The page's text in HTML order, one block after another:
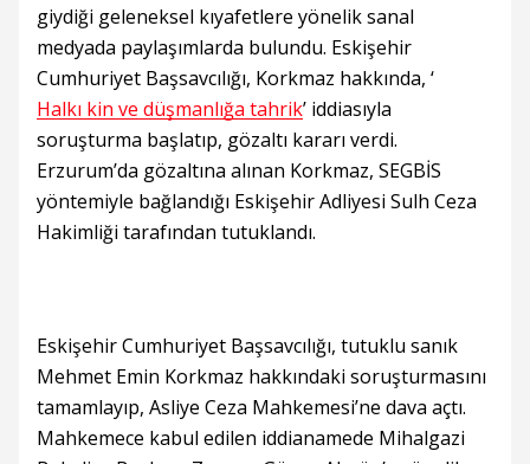
giydiği geleneksel kıyafetlere yönelik sanal
medyada paylaşımlarda bulundu. Eskişehir
Cumhuriyet Başsavcılığı, Korkmaz hakkında, ‘
Halkı kin ve düşmanlığa tahrik’ iddiasıyla
soruşturma başlatıp, gözaltı kararı verdi.
Erzurum’da gözaltına alınan Korkmaz, SEGBİS
yöntemiyle bağlandığı Eskişehir Adliyesi Sulh Ceza
Hakimliği tarafından tutuklandı.
Eskişehir Cumhuriyet Başsavcılığı, tutuklu sanık
Mehmet Emin Korkmaz hakkındaki soruşturmasını
tamamlayıp, Asliye Ceza Mahkemesi’ne dava açtı.
Mahkemece kabul edilen iddianamede Mihalgazi